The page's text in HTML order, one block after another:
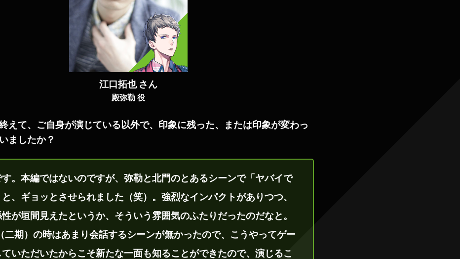
江口拓也
殿弥勒
えて、ご自身が演じている以外で、印象に残った、または印象が変わっ
ましたか？
。本編ではないのですが、弥勒と北門のとあるシーンで「ヤバイで
と、ギョッとさせられました（笑）。強烈なインパクトがありつつ、
が垣間見えたというか、そういう雰囲気のふたりだったのだなと。
二期）の時はあまり会話するシーンが無かったので、こうやってゲー
いただいたからこそ新たな一面も知ることができたので、演じるこ